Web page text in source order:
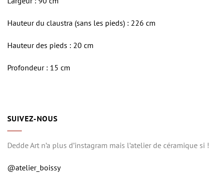
Hauteur du claustra (sans les pieds) : 226 cm
Hauteur des pieds : 20 cm
Profondeur : 15 cm
SUIVEZ-NOUS
Dedde Art n’a plus d’instagram mais l’atelier de céramique si !
@atelier_boissy